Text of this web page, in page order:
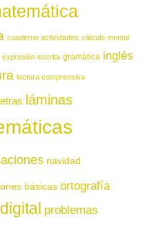
cuaderno actividades cálculo mental
expresión escrita gramática inglés
lectura comprensiva
láminas
navidad
básicas ortografía
problemas